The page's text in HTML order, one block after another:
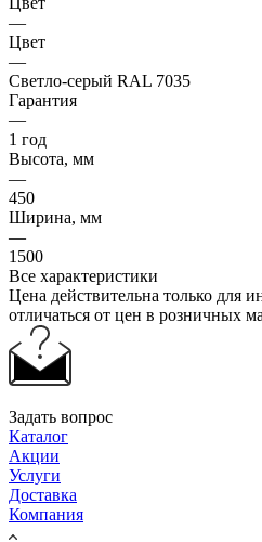
—
Цвет
—
Светло-серый RAL 7035
Гарантия
—
1 год
Высота, мм
—
450
Ширина, мм
—
1500
Все характеристики
Цена действительна только для
отличаться от цен в розничных
Задать вопрос
Каталог
Акции
Услуги
Доставка
Компания